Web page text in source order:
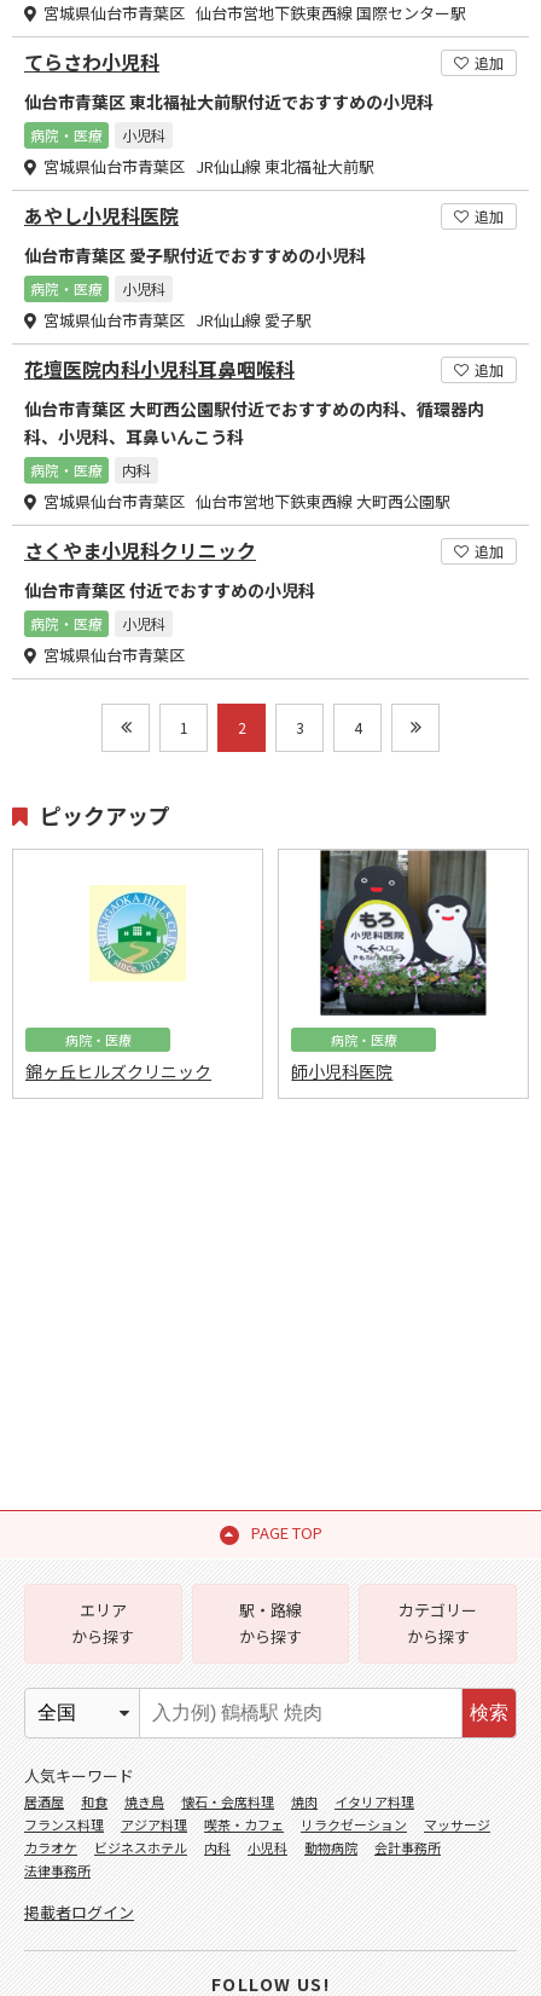
宮城県仙台市青葉区 仙台市営地下鉄東西線 国際センター駅
てらさわ小児科 追加
仙台市青葉区 東北福祉大前駅付近でおすすめの小児科
病院・医療 小児科
宮城県仙台市青葉区 JR仙山線 東北福祉大前駅
あやし小児科医院 追加
仙台市青葉区 愛子駅付近でおすすめの小児科
病院・医療 小児科
宮城県仙台市青葉区 JR仙山線 愛子駅
花壇医院内科小児科耳鼻咽喉科 追加
仙台市青葉区 大町西公園駅付近でおすすめの内科、循環器内
科、小児科、耳鼻いんこう科
病院・医療 内科
宮城県仙台市青葉区 仙台市営地下鉄東西線 大町西公園駅
さくやま小児科クリニック 追加
仙台市青葉区 付近でおすすめの小児科
病院・医療 小児科
宮城県仙台市青葉区
1 2 3 4
ピックアップ
病院・医療
錦ヶ丘ヒルズクリニック
病院・医療
師小児科医院
PAGE TOP
エリア
から探す
駅・路線
から探す
カテゴリー
から探す
検索
人気キーワード
居酒屋 和食 焼き鳥 懐石・会席料理 焼肉
イタリア料理
フランス料理
アジア料理 喫茶・カフェ リラクゼーション
マッサージ
カラオケ
ビジネスホテル 内科 小児科 動物病院
会計事務所
法律事務所
掲載者ログイン
FOLLOW US!